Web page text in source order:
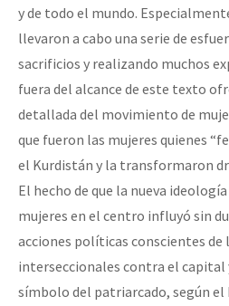
y de todo el mundo.
llevaron a cabo una serie de
sacrificios y realizando muchos
fuera del alcance de este texto
detallada del movimiento de
que fueron las mujeres quienes
el Kurdistán y la transformaron
El hecho de que la nueva
mujeres en el centro influyó sin
acciones políticas conscientes de
interseccionales contra el capital
símbolo del patriarcado, según el